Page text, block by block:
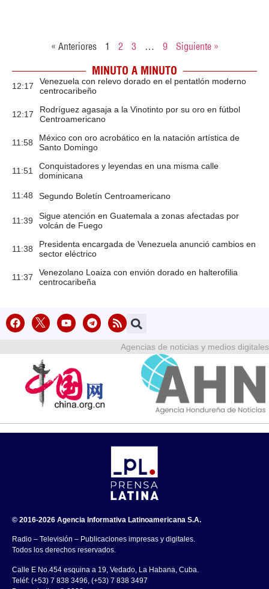
« Anteriores 1 2 3 … 9 Siguiente »
MINUTO A MINUTO
12:17
Venezuela con relevo dorado en el pentatlón moderno
centrocaribeño
12:17
Rodríguez agasaja a la Vinotinto por su oro en fútbol
Centroamericano
11:58
México con oro acrobático en la natación artística de
Santo Domingo
11:51
Conquistadores y leyendas en una misma calle
dominicana
11:48 Segundo Boletín Centroamericano
11:39
Sigue atención en Guatemala a zonas afectadas por
volcán de Fuego
11:38
Presidenta encargada de Venezuela anunció cambios en
sector eléctrico
11:37
Venezolano Loaiza con envión dorado en halterofilia
centrocaribeña
Agencias de noticias y medios digitales
© 2016-2026 Agencia Informativa Latinoamericana S.A.
Radio – Televisión – Publicaciones impresas y digitales.
Todos los derechos reservados.
Calle E No.454 esquina a 19, Vedado, La Habana, Cuba.
Teléf: (+53) 7 838 3496, (+53) 7 838 3497